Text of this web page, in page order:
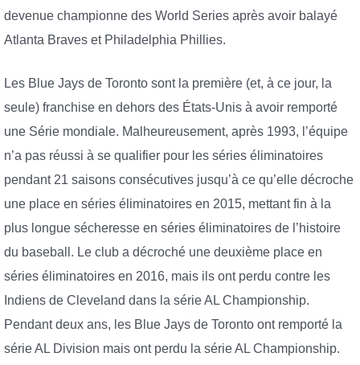
devenue championne des World Series après avoir balayé
Atlanta Braves et Philadelphia Phillies.
Les Blue Jays de Toronto sont la première (et, à ce jour, la
seule) franchise en dehors des États-Unis à avoir remporté
une Série mondiale. Malheureusement, après 1993, l’équipe
n’a pas réussi à se qualifier pour les séries éliminatoires
pendant 21 saisons consécutives jusqu’à ce qu’elle décroche
une place en séries éliminatoires en 2015, mettant fin à la
plus longue sécheresse en séries éliminatoires de l’histoire
du baseball. Le club a décroché une deuxième place en
séries éliminatoires en 2016, mais ils ont perdu contre les
Indiens de Cleveland dans la série AL Championship.
Pendant deux ans, les Blue Jays de Toronto ont remporté la
série AL Division mais ont perdu la série AL Championship.